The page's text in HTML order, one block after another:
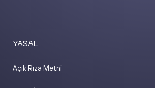
YASAL
Açık Rıza Metni